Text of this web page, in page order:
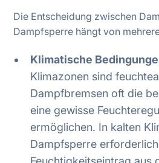
Die Entscheidung zwischen
Dampfsperre hängt von
Klimatische
Klimazonen sind
Dampfbremsen oft die
eine gewisse
ermöglichen. In kalten
Dampfsperre